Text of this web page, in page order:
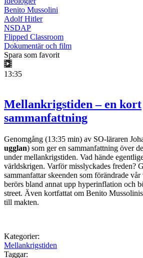
Benito Mussolini
Adolf Hitler
NSDAP
Flipped Classroom
Dokumentär och film
Spara som favorit
13:35
Mellankrigstiden – en kort
sammanfattning
Genomgång (13:35 min) av SO-läraren
ugglan) som ger en sammanfattning över
under mellankrigstiden. Vad hände
världskrigen. Varför misslyckades freden?
sammanfattar skeenden som förändrade
berörs bland annat upp hyperinflation och
street. Även kortfattat om Benito
till makten.
Kategorier:
Mellankrigstiden
Taggar: